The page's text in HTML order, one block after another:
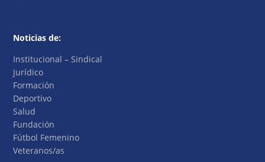
Noticias de:
Institucional – Sindical
Jurídico
Formación
Deportivo
Salud
Fundación
Fútbol Femenino
Veteranos/as